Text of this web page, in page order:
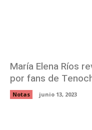
María Elena Ríos
por fans de
Notas junio 13, 2023